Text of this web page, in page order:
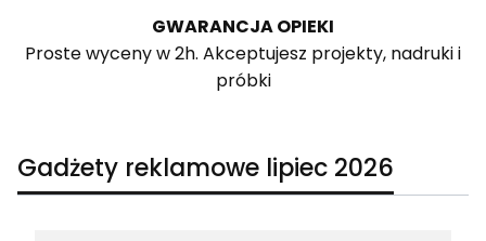
GWARANCJA OPIEKI
Proste wyceny w 2h. Akceptujesz projekty, nadruki i
próbki
Gadżety reklamowe lipiec 2026